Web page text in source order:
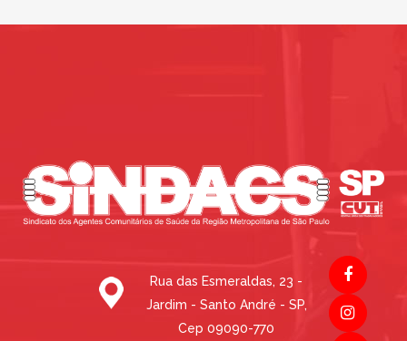
Rua das Esmeraldas, 23 -
Jardim - Santo André - SP,
Cep 09090-770